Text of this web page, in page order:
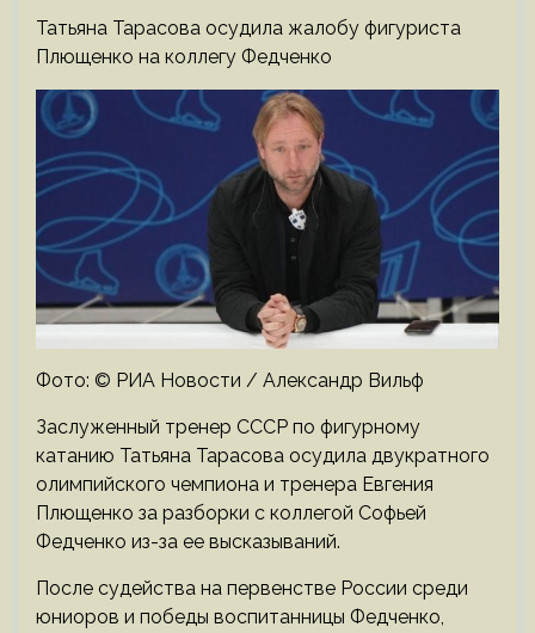
Татьяна Тарасова осудила жалобу фигуриста
Плющенко на коллегу Федченко
Фото: © РИА Новости / Александр Вильф
Заслуженный тренер СССР по фигурному
катанию Татьяна Тарасова осудила двукратного
олимпийского чемпиона и тренера Евгения
Плющенко за разборки с коллегой Софьей
Федченко из-за ее высказываний.
После судейства на первенстве России среди
юниоров и победы воспитанницы Федченко,